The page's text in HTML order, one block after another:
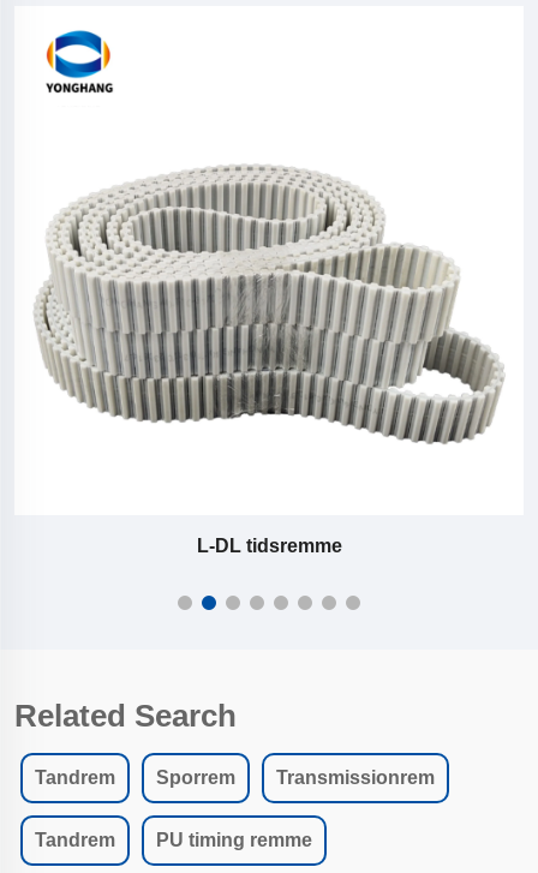
DMXL-DL tidsremme
Related Search
Tandrem Sporrem Transmissionrem
Tandrem PU timing remme